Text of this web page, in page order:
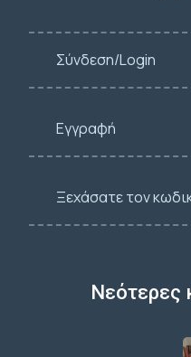
Σύνδεση/Login
Εγγραφή
Ξεχάσατε τον
Νεότερες